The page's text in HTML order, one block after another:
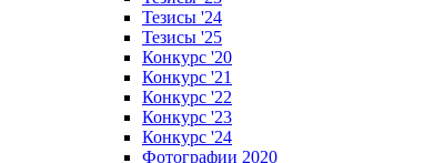
Тезисы '24
Тезисы '25
Конкурс '20
Конкурс '21
Конкурс '22
Конкурс '23
Конкурс '24
Фотографии 2020